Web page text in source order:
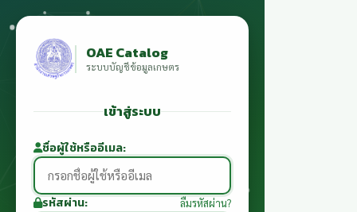
OAE Catalog
ระบบบัญชีข้อมูลเกษตร
เข้าสู่ระบบ
ชื่อผู้ใช้หรืออีเมล
รหัสผ่าน ลืมรหัสผ่าน?